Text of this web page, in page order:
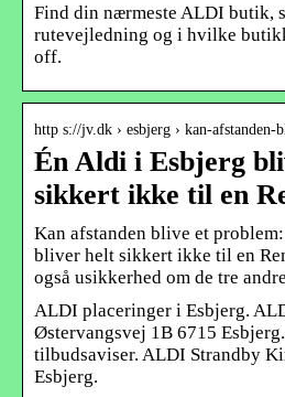
Find din nærmeste ALDI butik,
rutevejledning og i hvilke
off.
http s://jv.dk › esbjerg › kan-afstanden-
Én Aldi i Esbjerg
sikkert ikke til en
Kan afstanden blive et
bliver helt sikkert ikke til en
også usikkerhed om de tre
ALDI placeringer i Esbjerg.
Østervangsvej 1B 6715
tilbudsaviser. ALDI Strandby
Esbjerg.